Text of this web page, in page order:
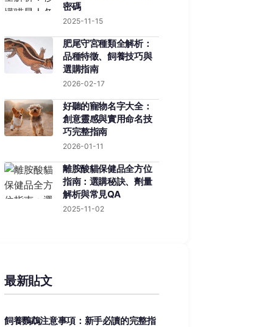
密碼
2025-11-15
肥尾守宮種類全解析：
品種特徵、飼養技巧與
選購指南
2026-02-17
好聽的寵物名字大全：
創意靈感與實用命名技
巧完整指南
2026-01-11
離胺酸貓保健品全方位
指南：選購秘訣、劑量
解析與常見QA
2025-11-02
最新貼文
飼養鸚鵡注意事項：新手必讀的完整指